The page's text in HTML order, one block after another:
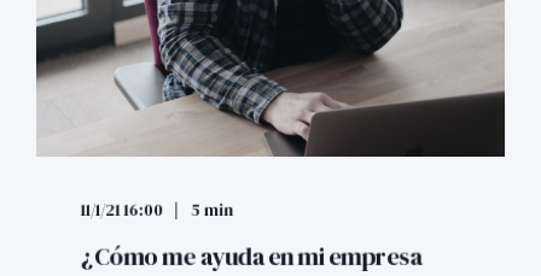
11/1/21 16:00 5 min
¿Cómo me ayuda en mi empresa